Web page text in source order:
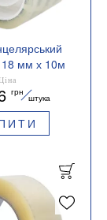
18 мм х 10м
01
грн
штука